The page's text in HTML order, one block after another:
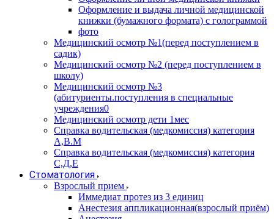
Оформление и выдача личной медицинской
книжки (бумажного формата) с голограммой
фото
Медицинский осмотр №1(перед поступлением в
садик)
Медицинский осмотр №2 (перед поступлением в
школу)
Медицинский осмотр №3
(абитуриенты.поступления в специальные
учреждения0
Медицинский осмотр дети 1мес
Справка водительская (медкомиссия) категория
А,В.М
Справка водительская (медкомиссия) категория
С,Д,Е
Стоматология
Взрослый прием
Иммедиат протез из 3 единиц
Анестезия аппликационная(взрослый приём)